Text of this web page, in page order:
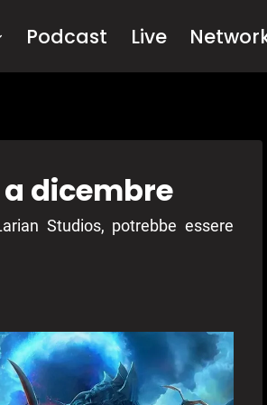
Podcast Live
a dicembre
Studios, potrebbe essere